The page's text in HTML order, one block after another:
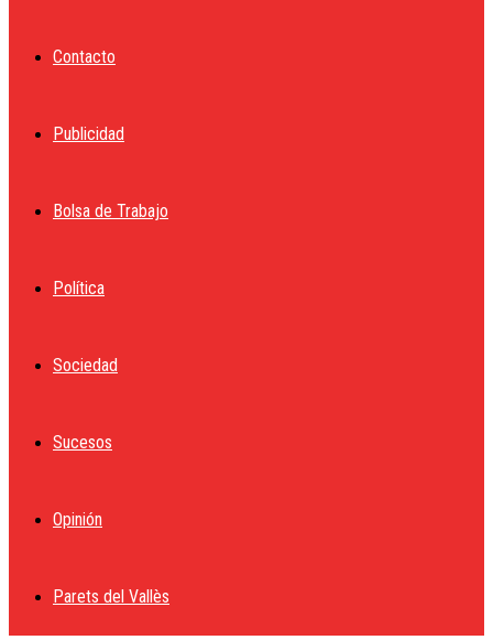
Contacto
Publicidad
Bolsa de Trabajo
Política
Sociedad
Sucesos
Opinión
Parets del Vallès